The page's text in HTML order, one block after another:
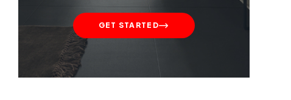
GET STARTED